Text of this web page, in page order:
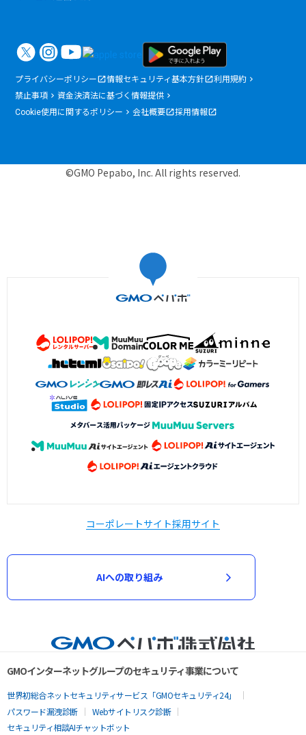
プライバシーポリシー 情報セキュリティ基本方針
利用規約
禁止事項
資金決済法に基づく情報提供
Cookie使用に関するポリシー
会社概要 採用情報
©GMO Pepabo, Inc. All rights reserved.
コーポレートサイト採用サイト
AIへの取り組み
GMOインターネットグループのセキュリティ事業について
世界初総合ネットセキュリティサービス「GMOセキュリティ24」
パスワード漏洩診断
Webサイトリスク診断
セキュリティ相談AIチャットボット